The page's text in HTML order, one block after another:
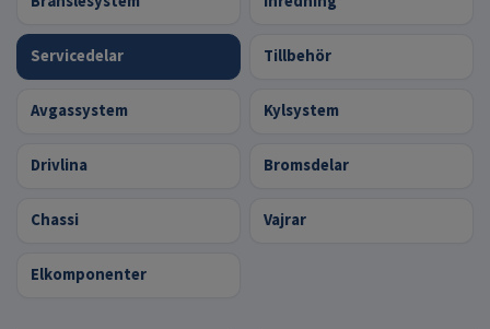
Servicedelar Tillbehör
Avgassystem Kylsystem
Drivlina Bromsdelar
Chassi Vajrar
Elkomponenter